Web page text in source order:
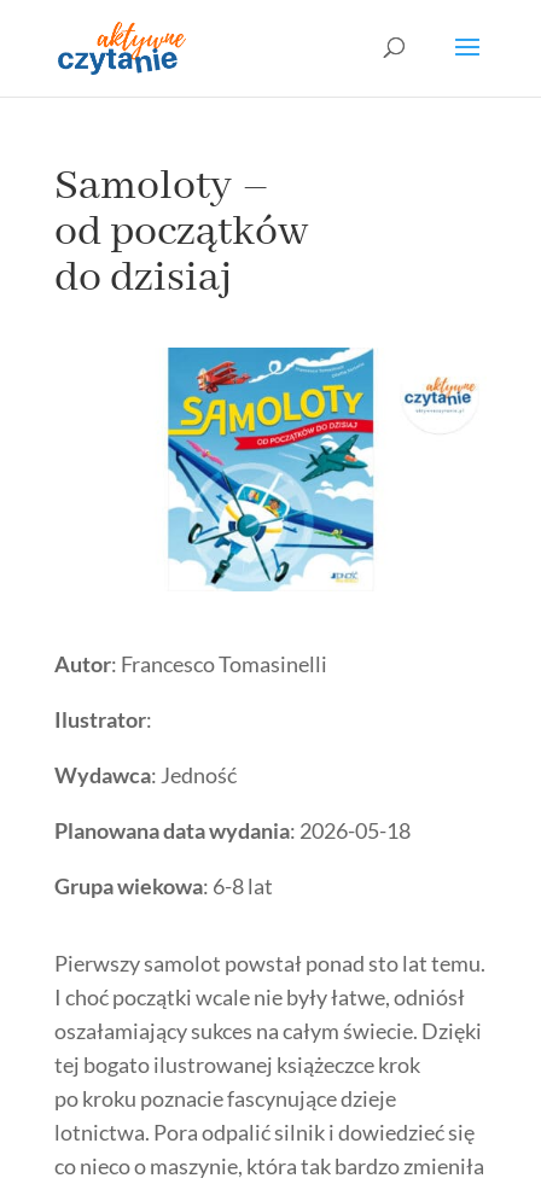
Samoloty –
od początków
do dzisiaj
Autor: Francesco Tomasinelli
Ilustrator:
Wydawca: Jedność
Planowana data wydania: 2026-05-18
Grupa wiekowa: 6-8 lat
Pierwszy samolot powstał ponad sto lat temu.
I choć początki wcale nie były łatwe, odniósł
oszałamiający sukces na całym świecie. Dzięki
tej bogato ilustrowanej książeczce krok
po kroku poznacie fascynujące dzieje
lotnictwa. Pora odpalić silnik i dowiedzieć się
co nieco o maszynie, która tak bardzo zmieniła